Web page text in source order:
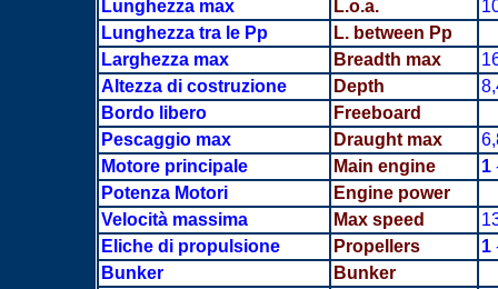
Lunghezza max
L.o.a.
Lunghezza tra le Pp
L. between Pp
Larghezza max
Breadth max
Altezza di costruzione
Depth
Bordo libero
Freeboard
Pescaggio max
Draught max
Motore principale
Main engine 1
Potenza Motori
Engine power
Velocità massima
Max speed
Eliche di propulsione
Propellers 1
Bunker
Bunker